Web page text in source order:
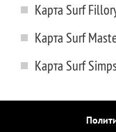
Карта Surf
Карта Surf
Карта Surf